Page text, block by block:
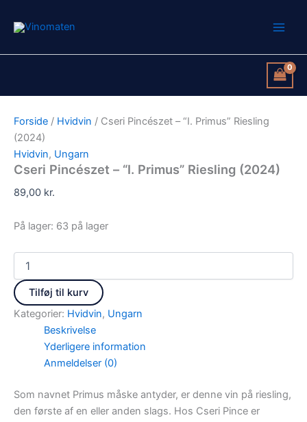
Forside / Hvidvin / Cseri Pincészet – “I. Primus” Riesling
(2024)
Hvidvin, Ungarn
Cseri Pincészet – “I. Primus” Riesling (2024)
89,00 kr.
På lager: 63 på lager
Pincészet
-
Tilføj til kurv
Kategorier: Hvidvin, Ungarn
Beskrivelse
Yderligere information
Anmeldelser (0)
Som navnet Primus måske antyder, er denne vin på riesling,
den første af en eller anden slags. Hos Cseri Pince er